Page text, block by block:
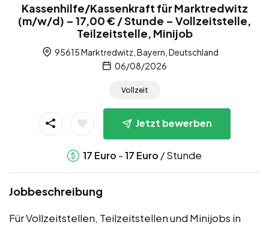
Kassenhilfe/Kassenkraft für Marktredwitz
(m/w/d) – 17,00 € / Stunde – Vollzeitstelle,
Teilzeitstelle, Minijob
95615 Marktredwitz, Bayern, Deutschland
06/08/2026
Vollzeit
Jetzt bewerben
17 Euro -17 Euro / Stunde
Jobbeschreibung
Für Vollzeitstellen, Teilzeitstellen und Minijobs in